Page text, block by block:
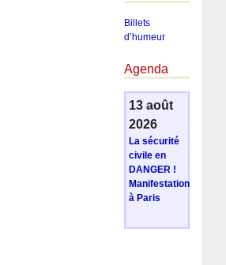
Billets
d’humeur
Agenda
13 août
2026
La sécurité
civile en
DANGER !
Manifestation
à Paris